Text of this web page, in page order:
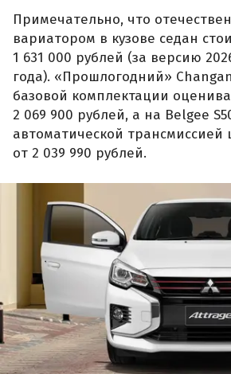
Примечательно, что
вариатором в кузове седан
1 631 000 рублей (за версию
года). «Прошлогодний»
базовой комплектации
2 069 900 рублей, а на Belgee
автоматической трансмиссией
от 2 039 990 рублей.